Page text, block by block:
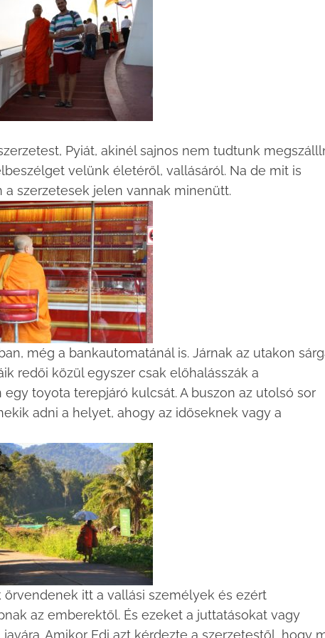
Pyiát, akinél sajnos nem tudtunk
velünk életéről, vallásáról. Na de mit is
szerzetesek jelen vannak minenütt.
még a bankautomatánál is. Járnak az utakon
redői közül egyszer csak előhalásszák a
toyota terepjáró kulcsát. A buszon az utolsó sor
adni a helyet, ahogy az időseknek vagy a
itt a vallási személyek és ezért
az emberektől. És ezeket a juttatásokat vagy
Amikor Edi azt kérdezte a szerzetestől, hogy